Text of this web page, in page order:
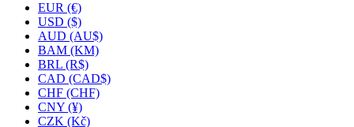
EUR (€)
USD ($)
AUD (AU$)
BAM (KM)
BRL (R$)
CAD (CAD$)
CHF (CHF)
CNY (¥)
CZK (Kč)